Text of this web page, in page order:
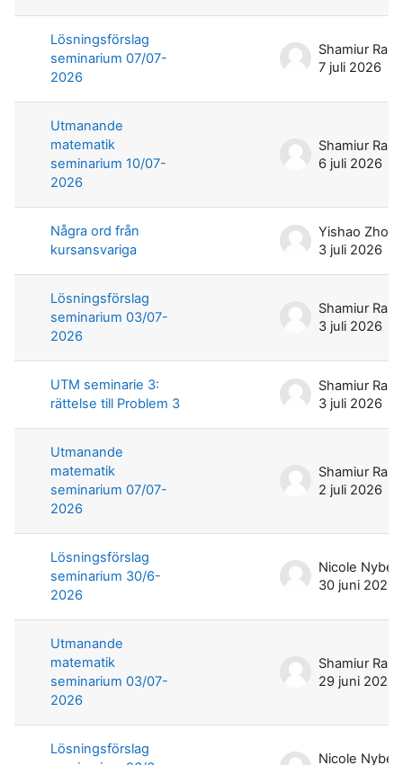
Lösningsförslag
seminarium 07/07-
2026
7 juli 2026
Utmanande
matematik
seminarium 10/07-
2026
6 juli 2026
Några ord från
kursansvariga
Yishao Zhou
3 juli 2026
Lösningsförslag
seminarium 03/07-
2026
3 juli 2026
UTM seminarie 3:
rättelse till Problem 3
3 juli 2026
Utmanande
matematik
seminarium 07/07-
2026
2 juli 2026
Lösningsförslag
seminarium 30/6-
2026
Nicole
30 juni 2026
Utmanande
matematik
seminarium 03/07-
2026
29 juni 2026
Lösningsförslag
Nicole